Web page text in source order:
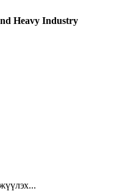
Heavy Industry